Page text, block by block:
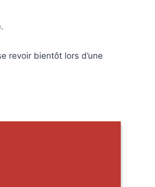
revoir bientôt lors d’une